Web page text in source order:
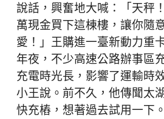
說話，興奮地大喊：「天秤
萬現金買下這棟樓，讓你隨
愛！」王購進一臺新動力重
年夜，不少高速公路辦事區
充電時光長，影響了運輸時
小王說。前不久，他傳聞太
快充樁，想著過去試用一下。